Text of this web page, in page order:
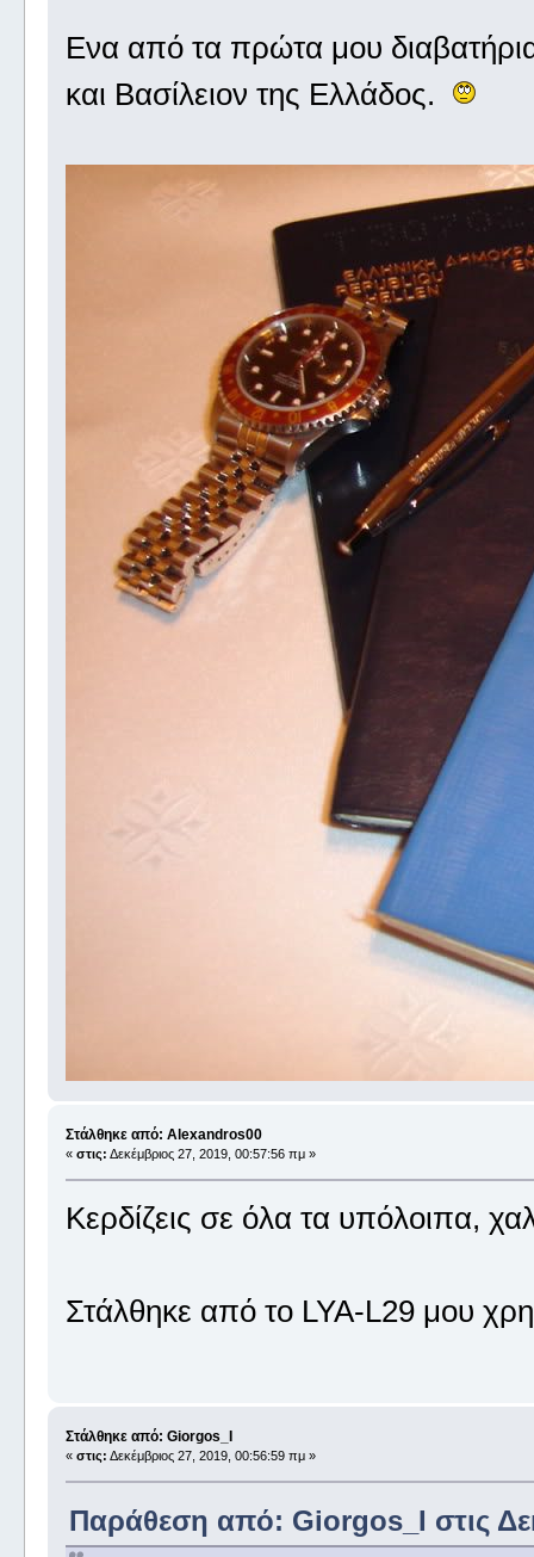
Ενα από τα πρώτα μου
και Βασίλειον της Ελλάδος.
Στάλθηκε από: Alexandros00
« στις: Δεκέμβριος 27, 2019, 00:57:56 πμ »
Κερδίζεις σε όλα τα υπόλοιπα,
Στάλθηκε από το LYA-L29 μου
Στάλθηκε από: Giorgos_I
« στις: Δεκέμβριος 27, 2019, 00:56:59 πμ »
Παράθεση από: Giorgos_I στις